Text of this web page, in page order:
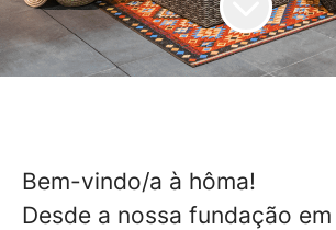
Bem-vindo/a à hôma!
Desde a nossa fundação em